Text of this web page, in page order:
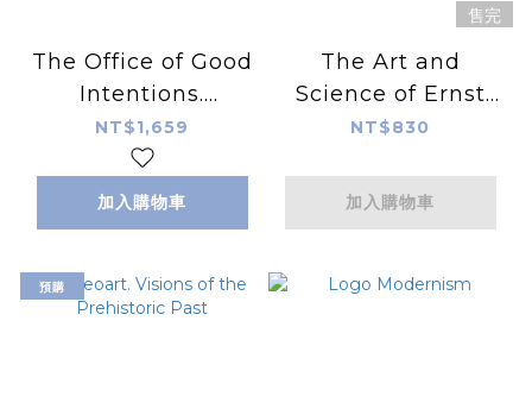
The Office of Good
Intentions.
Human(s) Work
NT$1,659
加入購物車
售完
The Art and
Science of Ernst
Haeckel. 40th
Edition
NT$830
加入購物車
預購